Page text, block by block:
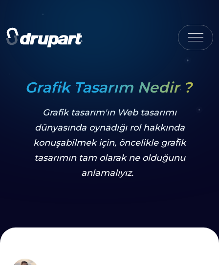
Grafik Tasarım Nedir ?
Grafik tasarım'ın Web tasarımı
dünyasında oynadığı rol hakkında
konuşabilmek için, öncelikle grafik
tasarımın tam olarak ne olduğunu
anlamalıyız.